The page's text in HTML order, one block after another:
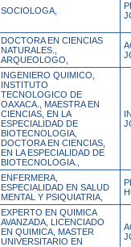
SOCIOLOGA,
DOCTORA EN CIENCIAS
NATURALES.,
ARQUEOLOGO,
INGENIERO QUIMICO,
INSTITUTO
TECNOLOGICO DE
OAXACA., MAESTRA EN
CIENCIAS, EN LA
ESPECIALIDAD DE
BIOTECNOLOGIA,
DOCTORA EN CIENCIAS,
EN LA ESPECIALIDAD DE
BIOTECNOLOGIA.,
ENFERMERA,
ESPECIALIDAD EN SALUD
MENTAL Y PSIQUIATRIA,
EXPERTO EN QUIMICA
AVANZADA, LICENCIADO
EN QUIMICA, MASTER
UNIVERSITARIO EN